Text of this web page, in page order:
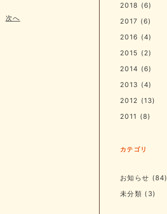
次へ
2018 (6)
2017 (6)
2016 (4)
2015 (2)
2014 (6)
2013 (4)
2012 (13)
2011 (8)
カテゴリ
お知らせ (84)
未分類 (3)